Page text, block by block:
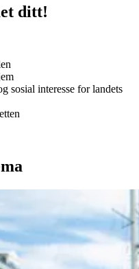
ditt!
sosial interesse for landets